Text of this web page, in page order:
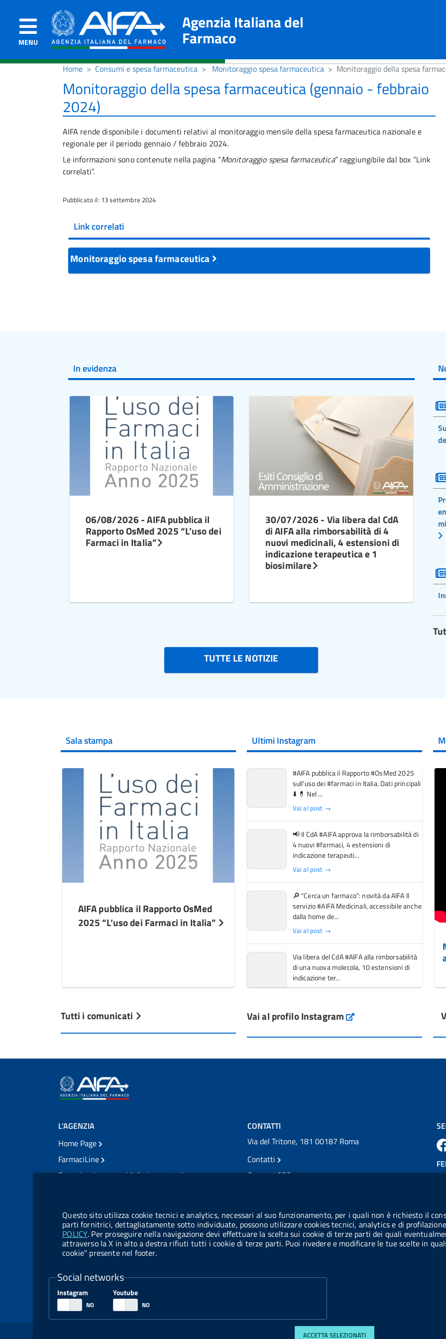
MENU
Agenzia Italiana del
Farmaco
Home Consumi e spesa farmaceutica Monitoraggio spesa farmaceutica Monitoraggio della spesa
Monitoraggio della spesa farmaceutica (gennaio - febbraio
2024)
AIFA rende disponibile i documenti relativi al monitoraggio mensile della spesa farmaceutica nazionale e
regionale per il periodo gennaio / febbraio 2024.
Le informazioni sono contenute nella pagina “Monitoraggio spesa farmaceutica” raggiungibile dal box “Link
correlati”.
Pubblicato il: 13 settembre 2024
Link correlati
Monitoraggio spesa farmaceutica
In evidenza
06/08/2026 - AIFA pubblica il
Rapporto OsMed 2025 “L’uso dei
Farmaci in Italia”
30/07/2026 - Via libera dal CdA
di AIFA alla rimborsabilità di 4
nuovi medicinali, 4 estensioni di
indicazione terapeutica e 1
biosimilare
TUTTE LE NOTIZIE
Sala stampa
AIFA pubblica il Rapporto OsMed
2025 “L’uso dei Farmaci in Italia”
Tutti i comunicati
Ultimi Instagram
#AIFA pubblica il Rapporto #OsMed 2025
sull’uso dei #farmaci in Italia. Dati principali
⬇️ 💊 Nel ...
Vai al post →
📢 Il CdA #AIFA approva la rimborsabilità di
4 nuovi #farmaci, 4 estensioni di
indicazione terapeuti...
Vai al post →
🔎 "Cerca un farmaco": novità da AIFA Il
servizio #AIFA Medicinali, accessibile anche
dalla home de...
Vai al post →
Via libera del CdA #AIFA alla rimborsabilità
di una nuova molecola, 10 estensioni di
indicazione ter...
L'Italia si conferma tra i primi Paesi europei
dal Servi...
Vai al profilo Instagram Instagram
Questo sito utilizza cookie tecnici e analytics, necessari al suo funzionamento, per i quali non è richiesto il
parti fornitrici, dettagliatamente sotto individuate, possono utilizzare cookies tecnici, analytics e di
POLICY. Per proseguire nella navigazione devi effettuare la scelta sui cookie di terze parti dei quali
attraverso la X in alto a destra rifiuti tutti i cookie di terze parti. Puoi rivedere e modificare le tue scelte in
cookie" presente nel footer.
Social networks
Instagram Youtube
ACCETTA SELEZIONATI
L'AGENZIA
Home Page
FarmaciLine
Partecipazione e soddisfazione utenti
Amministrazione Trasparente
Atti di notifica
Pubblicità legale
TrovaNormeFarmaco
Bandi di Gara e Contratti
CONTATTI
Via del Tritone, 181 00187 Roma
Contatti
Contatti PEC
Codice Fiscale: 97345810580
Codice IPA AIFA: aifa_rm
Codice IPA UCB: UFE1TR